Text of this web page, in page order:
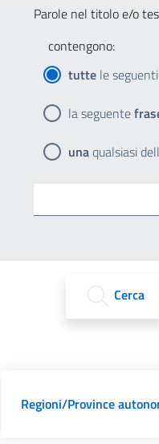
Parole nel titolo e/o
contengono:
tutte le seguenti
la seguente
unaqualsiasi
Cerca
Regioni/Province